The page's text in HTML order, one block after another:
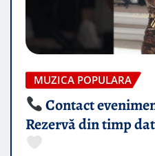
MUZICA POPULARA
Contact
Rezervă din timp